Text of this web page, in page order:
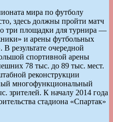
мира по футболу
здесь должны пройти матч
три площадки для турнира —
и арены футбольных
результате очередной
спортивной арены
78 тыс. до 89 тыс. мест.
реконструкции
многофункциональный
зрителей. К началу 2014 года
стадиона «Спартак»